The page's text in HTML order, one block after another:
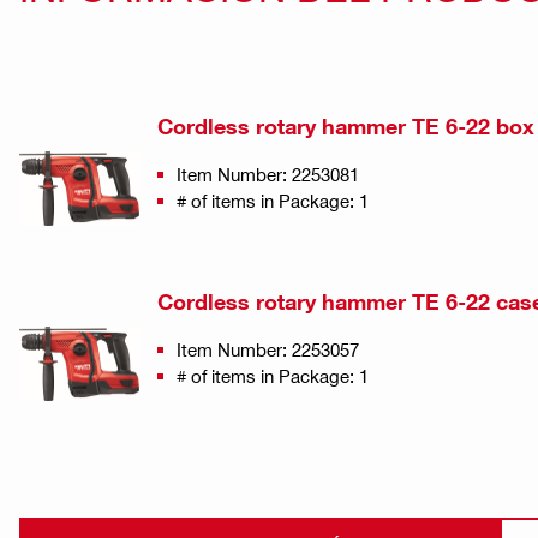
Cordless rotary hammer TE 6-22 box
Item Number: 2253081
# of items in Package: 1
Cordless rotary hammer TE 6-22
Item Number: 2253057
# of items in Package: 1